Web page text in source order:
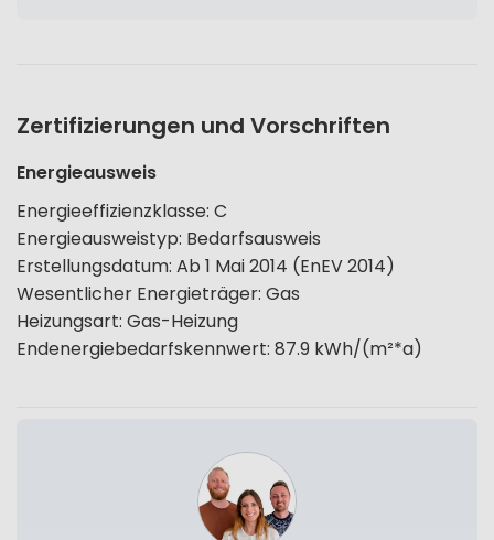
Zertifizierungen und Vorschriften
Energieausweis
Energieeffizienzklasse: C
Energieausweistyp: Bedarfsausweis
Erstellungsdatum: Ab 1 Mai 2014 (EnEV 2014)
Wesentlicher Energieträger: Gas
Heizungsart: Gas-Heizung
Endenergiebedarfskennwert: 87.9 kWh/(m²*a)